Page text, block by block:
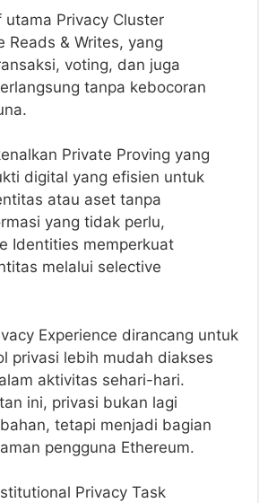
Privacy Cluster
Reads & Writes, yang
voting, dan juga
tanpa kebocoran
Private Proving yang
digital yang efisien untuk
atau aset tanpa
yang tidak perlu,
Identities memperkuat
melalui selective
Experience dirancang untuk
privasi lebih mudah diakses
aktivitas sehari-hari.
ini, privasi bukan lagi
tetapi menjadi bagian
pengguna Ethereum.
Privacy Task